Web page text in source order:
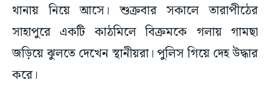
থানায় নিয়ে আসে। শুক্রবার সকালে তারাপীঠের
সাহাপুরে একটি কাঠমিলে বিক্রমকে গলায় গামছা
জড়িয়ে ঝুলতে দেখেন স্থানীয়রা। পুলিস গিয়ে দেহ উদ্ধার
করে।